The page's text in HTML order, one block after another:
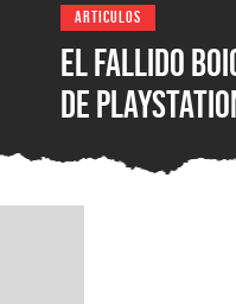
ARTICULOS
El fallido
de
quién
formato